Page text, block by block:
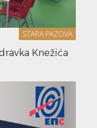
STARA PAZOVA
Knežića